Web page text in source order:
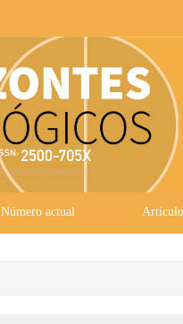
Número actual